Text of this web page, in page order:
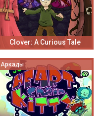
Clover: A Curious Tale
Аркады